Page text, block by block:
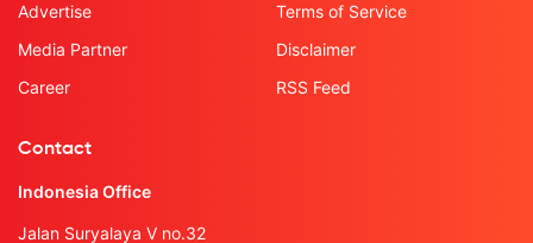
Advertise
Media Partner
Career
Terms of Service
Disclaimer
RSS Feed
Contact
Indonesia Office
Jalan Suryalaya V no.32